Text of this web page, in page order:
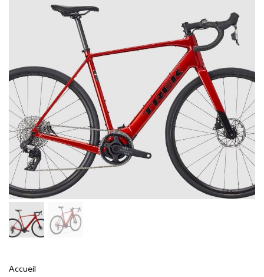
Accueil